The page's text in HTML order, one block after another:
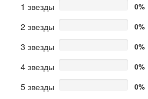
1 звезды
0%
2 звезды 0%
3 звезды 0%
4 звезды 0%
5 звезды 0%